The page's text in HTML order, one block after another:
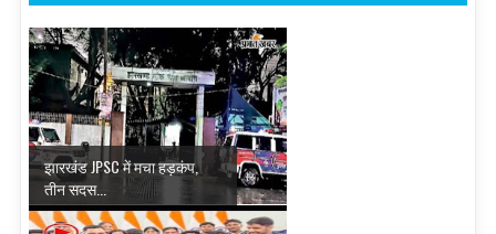
झारखंड JPSC में मचा हड़कंप,
तीन सदस...